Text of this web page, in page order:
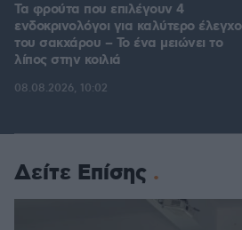
Τα φρούτα που επιλέγουν 4
ενδοκρινολόγοι για καλύτερο έλεγχο
του σακχάρου – Το ένα μειώνει το
λίπος στην κοιλιά
08.08.2026, 10:02
Δείτε Επίσης